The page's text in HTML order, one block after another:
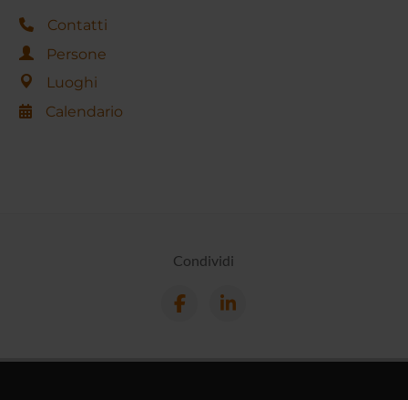
Contatti
Persone
Luoghi
Calendario
Condividi